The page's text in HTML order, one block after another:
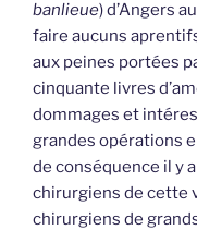
banlieue) d’Angers
faire aucuns
aux peines portées
cinquante livres
dommages et
grandes opérations
de conséquence il y
chirurgiens de cette
chirurgiens de